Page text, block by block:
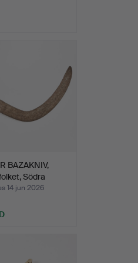
BAZAKNIV,
Södra
14 jun 2026